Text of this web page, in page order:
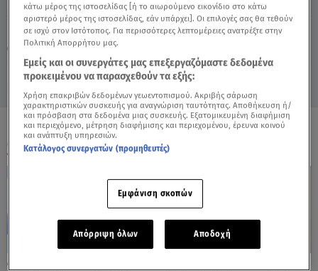
Κυριακή 9 Αυγούστου 2026
03.10.23, 14:38 CELEBRITIES & GOSSIP ΝΕΑ
ΟΛΑ ΤΑ ΒΙΝΤΕΟ
Θρήνος Στην Κηδεία Πατέρα -
κάτω μέρος της ιστοσελίδας [ή το αιωρούμενο εικονίδιο στο κάτω
αριστερό μέρος της ιστοσελίδας, εάν υπάρχει]. Οι επιλογές σας θα τεθούν
σε ισχύ στον Ιστότοπος. Για περισσότερες λεπτομέρειες ανατρέξτε στην
Πολιτική Απορρήτου μας.
Εμείς και οι συνεργάτες μας επεξεργαζόμαστε δεδομένα
προκειμένου να παρασχεθούν τα εξής:
Χρήση επακριβών δεδομένων γεωεντοπισμού. Ακριβής σάρωση
χαρακτηριστικών συσκευής για αναγνώριση ταυτότητας. Αποθήκευση ή/
και πρόσβαση στα δεδομένα μιας συσκευής. Εξατομικευμένη διαφήμιση
και περιεχόμενο, μέτρηση διαφήμισης και περιεχομένου, έρευνα κοινού
και ανάπτυξη υπηρεσιών.
Κατάλογος συνεργατών (προμηθευτές)
Εμφάνιση σκοπών
Απόρριψη όλων Αποδοχή